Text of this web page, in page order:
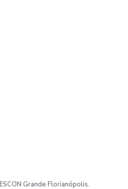
Grande Florianópolis.